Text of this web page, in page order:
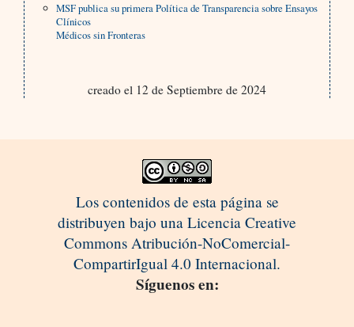
MSF publica su primera Política de Transparencia sobre Ensayos
Clínicos
Médicos sin Fronteras
creado el 12 de Septiembre de 2024
Los contenidos de esta página se
distribuyen bajo una Licencia Creative
Commons Atribución-NoComercial-
CompartirIgual 4.0 Internacional.
Síguenos en: